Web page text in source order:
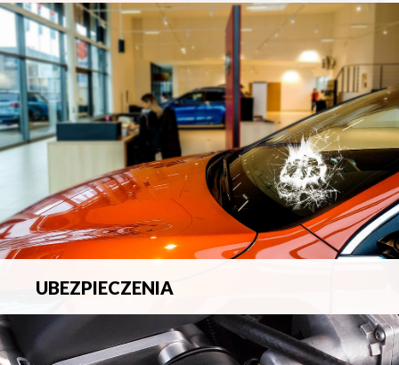
Kompleksowa obsługa wszelkich napraw
blacharsko-lakierniczych.
UBEZPIECZENIA
Pełna ochrona ubezpieczeniowa w zakresie wszelkich